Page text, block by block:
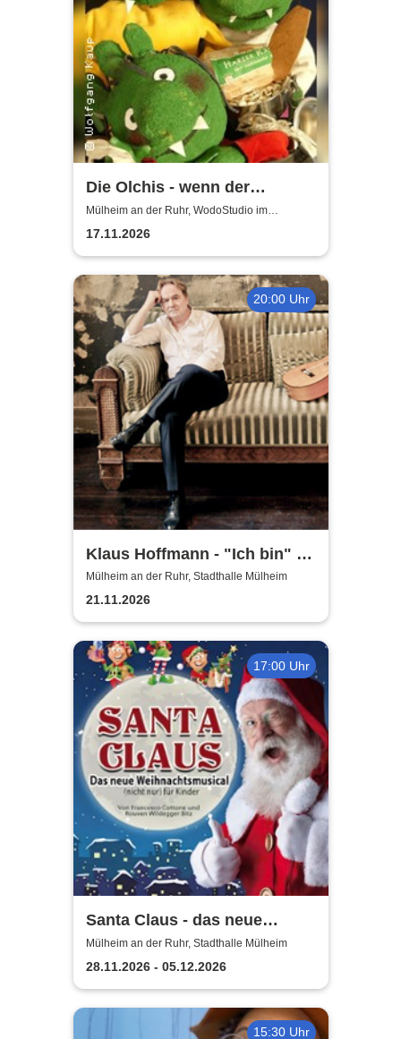
Die Olchis - wenn der
Babysitter kommt
Mülheim an der Ruhr, WodoStudio im
Ringlokschuppen Ruhr
17.11.2026
20:00 Uhr
Klaus Hoffmann - "Ich bin" -
Tour 2026
Mülheim an der Ruhr, Stadthalle Mülheim
21.11.2026
17:00 Uhr
Santa Claus - das neue
Weihnachtsmusical (nicht
nur) für Kinder
Mülheim an der Ruhr, Stadthalle Mülheim
28.11.2026 - 05.12.2026
15:30 Uhr